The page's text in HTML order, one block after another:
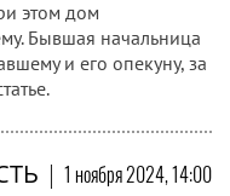
этом дом
Бывшая начальница
и его опекуну, за
| 1 ноября 2024, 14:00